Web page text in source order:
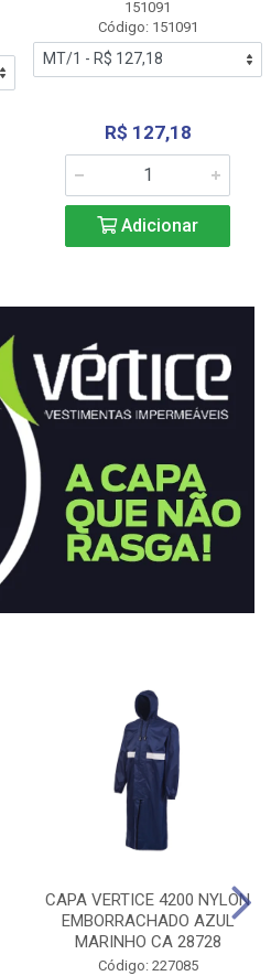
151091
Código: 151091
R$ 127,18
Adicionar
CAPA VERTICE 4200 NYLON
EMBORRACHADO AZUL
MARINHO CA 28728
Código: 227085